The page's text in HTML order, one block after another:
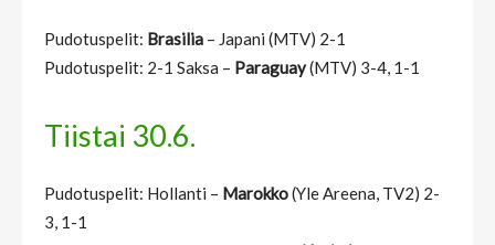
Pudotuspelit: Brasilia – Japani (MTV) 2-1
Pudotuspelit: 2-1 Saksa – Paraguay(MTV) 3-4, 1-1
Tiistai 30.6.
Pudotuspelit: Hollanti – Marokko(Yle Areena, TV2) 2-
3, 1-1